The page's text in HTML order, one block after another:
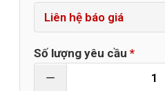
Số lượng yêu cầu *